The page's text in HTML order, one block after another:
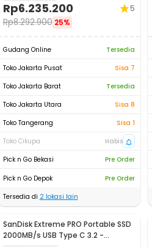
Rp6.235.200
Rp8.292.900 25%
5
Gudang Online
Tersedia
Toko Jakarta Pusat
Sisa 7
Toko Jakarta Barat
Tersedia
Toko Jakarta Utara
Sisa 8
Toko Tangerang
Sisa 1
Toko Cikupa
Habis
Pick n Go Bekasi
Pre Order
Pick n Go Depok
Pre Order
Tersedia di 2lokasi lain
SanDisk Extreme PRO Portable SSD
2000MB/s USB Type C 3.2 -